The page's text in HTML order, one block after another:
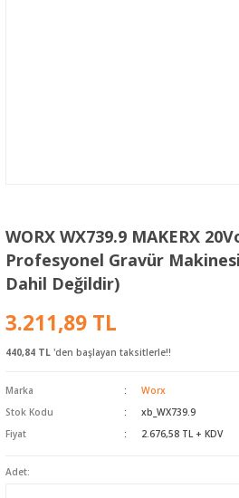
WORX WX739.9 MAKERX
Profesyonel Gravür
Dahil Değildir)
3.211,89 TL
440,84 TL 'den başlayan taksitlerle!!
Marka
Worx
Stok Kodu
xb_WX739.9
Fiyat
2.676,58 TL + KDV
Adet: